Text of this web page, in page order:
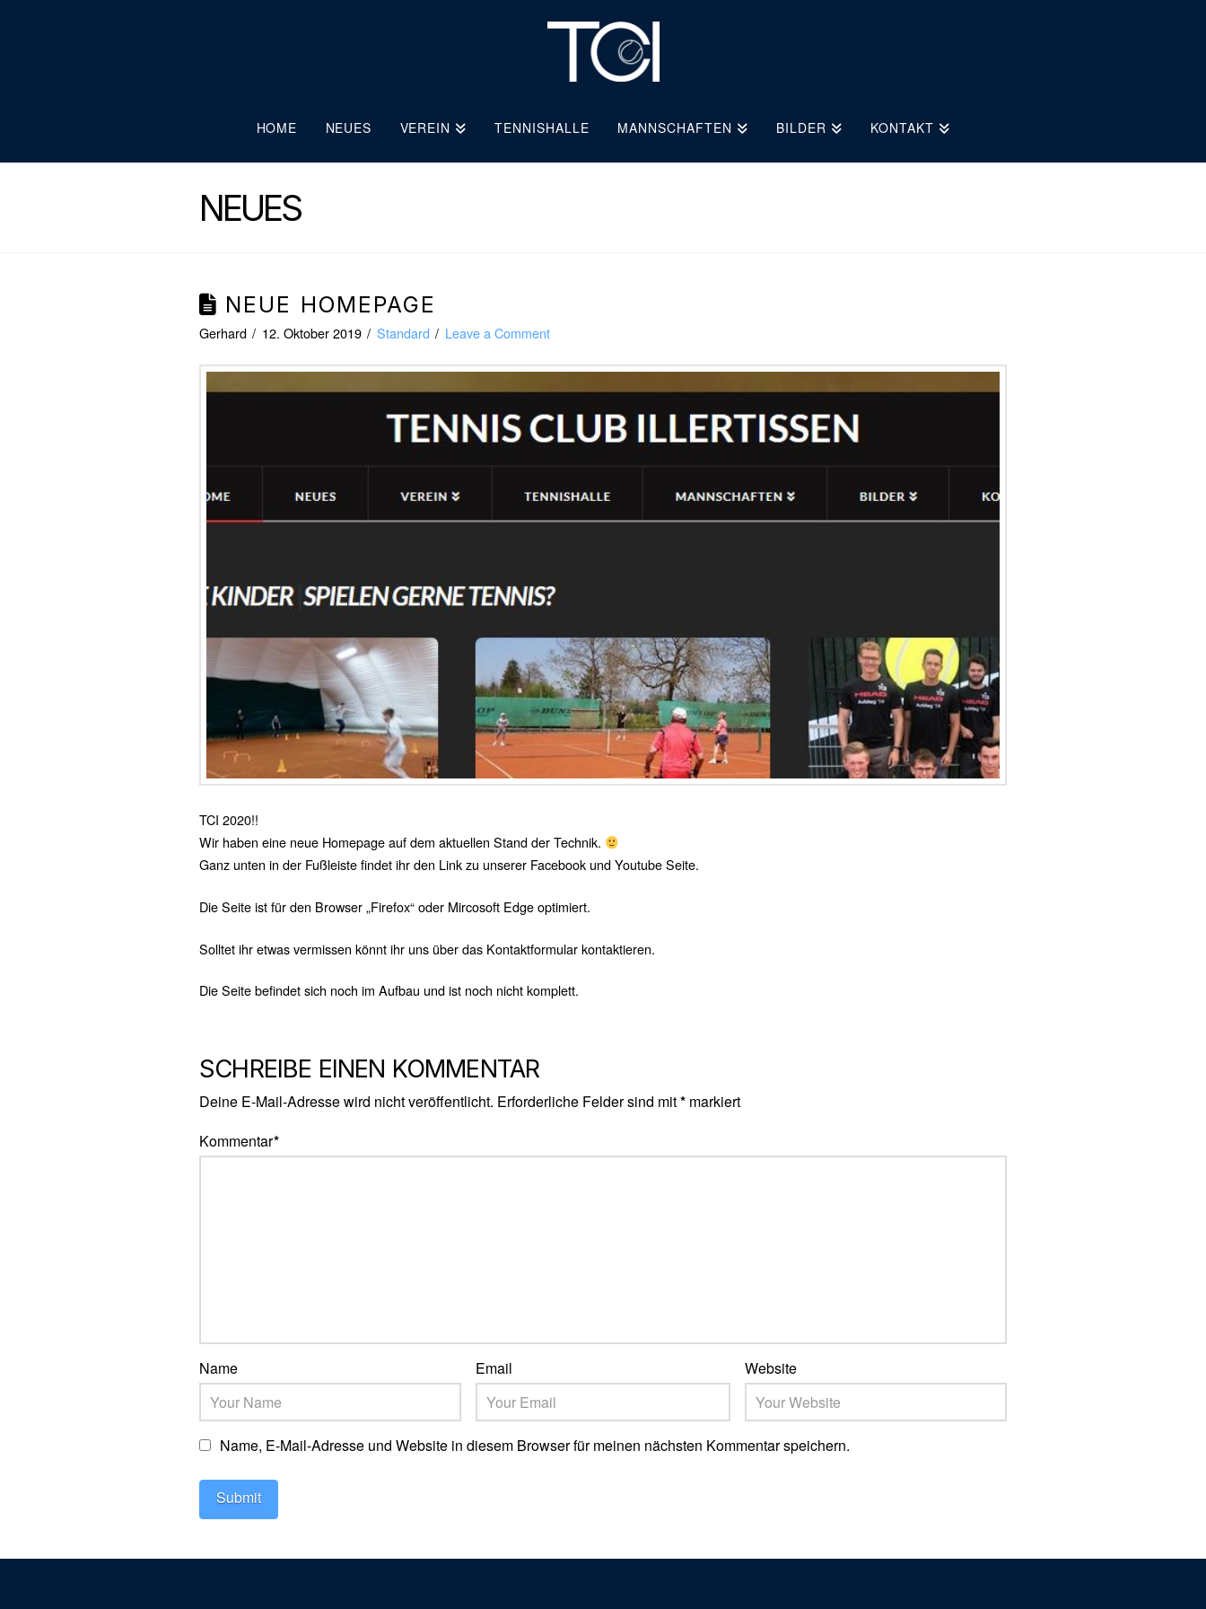
HOME NEUES VEREIN TENNISHALLE MANNSCHAFTEN BILDER KONTAKT
NEUES
NEUE HOMEPAGE
Gerhard 12. Oktober 2019 Standard Leave a Comment
TCI 2020!!
Wir haben eine neue Homepage auf dem aktuellen Stand der Technik.
Ganz unten in der Fußleiste findet ihr den Link zu unserer Facebook und Youtube Seite.
Die Seite ist für den Browser „Firefox“ oder Mircosoft Edge optimiert.
Solltet ihr etwas vermissen könnt ihr uns über das Kontaktformular kontaktieren.
Die Seite befindet sich noch im Aufbau und ist noch nicht komplett.
SCHREIBE EINEN KOMMENTAR
Deine E-Mail-Adresse wird nicht veröffentlicht. Erforderliche Felder sind mit* markiert
Kommentar*
Name Email Website
Name, E-Mail-Adresse und Website in diesem Browser für meinen nächsten Kommentar speichern.